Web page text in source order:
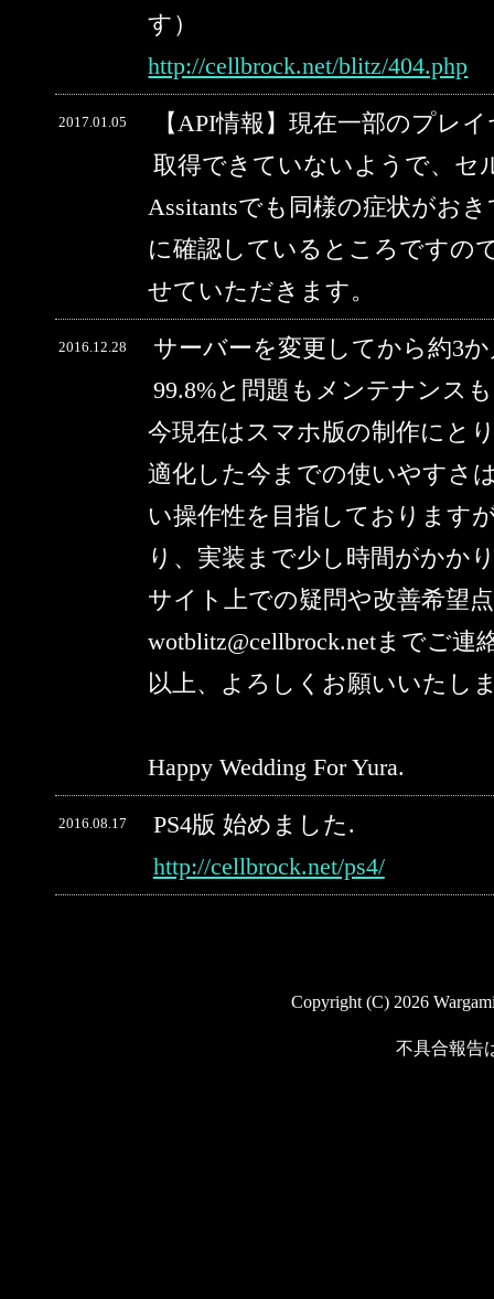
す）
http://cellbrock.net/blitz/404.php
2017.01.05
【API情報】現在一部のプレ
取得できていないようで、セ
Assitantsでも同様の症状がお
に確認しているところですの
せていただきます。
2016.12.28
サーバーを変更してから約3
99.8%と問題もメンテナンス
今現在はスマホ版の制作にと
適化した今までの使いやすさ
い操作性を目指しております
り、実装まで少し時間がかか
サイト上での疑問や改善希望
wotblitz@cellbrock.netまでご連
以上、よろしくお願いいたし
Happy Wedding For Yura.
2016.08.17
PS4版 始めました.
http://cellbrock.net/ps4/
Copyright (C) 2026
不具合報告